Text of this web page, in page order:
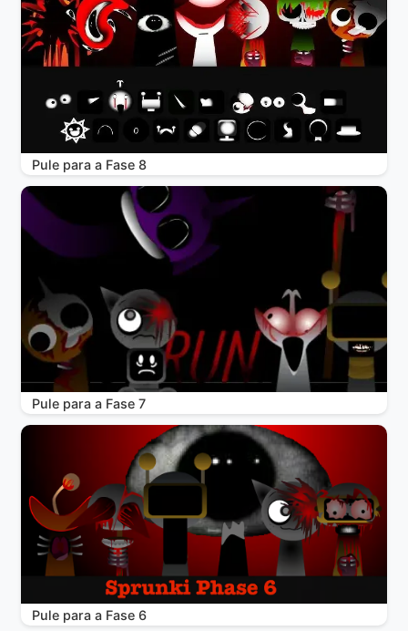
Pule para a Fase 8
Pule para a Fase 7
Pule para a Fase 6